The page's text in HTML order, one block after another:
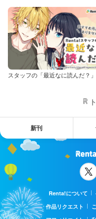
スタッフの「最近なに読んだ？」
新刊
Renta!について
作品リクエスト